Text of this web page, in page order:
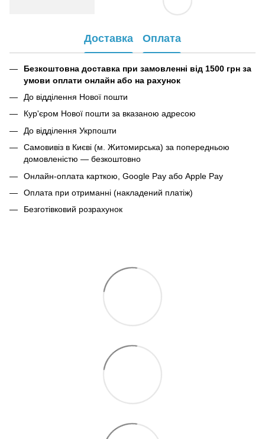
Доставка Оплата
Безкоштовна доставка при замовленні від 1500 грн за
умови оплати онлайн або на рахунок
До відділення Нової пошти
Кур'єром Нової пошти за вказаною адресою
До відділення Укрпошти
Самовивіз в Києві (м. Житомирська) за попередньою
домовленістю — безкоштовно
Онлайн-оплата карткою, Google Pay або Apple Pay
Оплата при отриманні (накладений платіж)
Безготівковий розрахунок